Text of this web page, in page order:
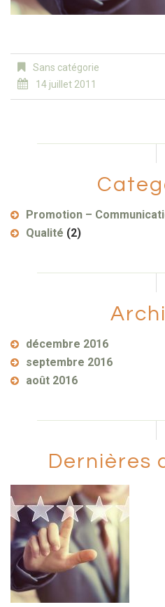
Sans catégorie
14 juillet 2011
Promotion –
Qualité (2)
décembre 2016
septembre 2016
août 2016
Dernières